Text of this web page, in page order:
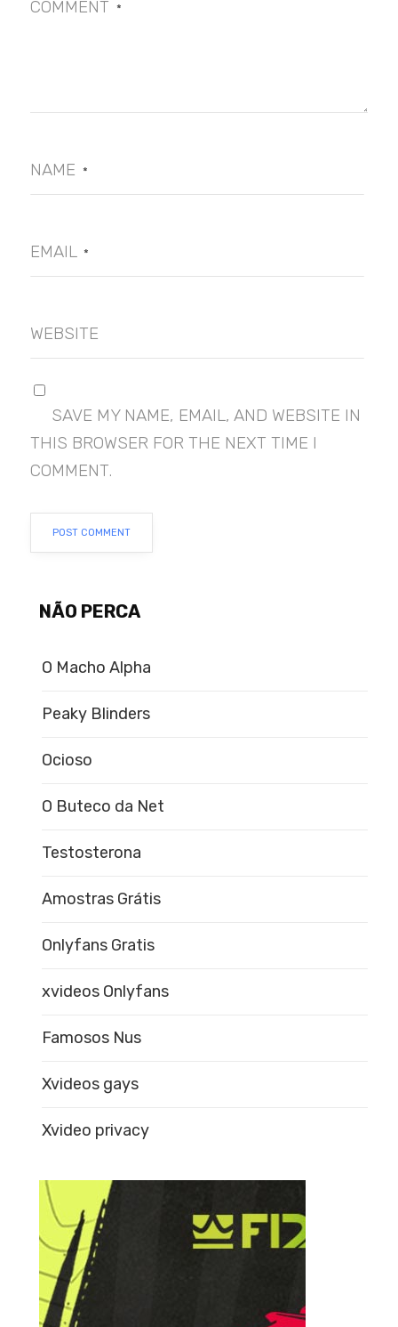
COMMENT *
NAME *
EMAIL *
WEBSITE
SAVE MY NAME, EMAIL, AND WEBSITE IN
THIS BROWSER FOR THE NEXT TIME I
COMMENT.
NÃO PERCA
O Macho Alpha
Peaky Blinders
Ocioso
O Buteco da Net
Testosterona
Amostras Grátis
Onlyfans Gratis
xvideos Onlyfans
Famosos Nus
Xvideos gays
Xvideo privacy